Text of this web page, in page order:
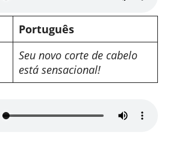
Português
Seu novo corte de cabelo
está sensacional!